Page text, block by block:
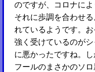
のですが、コロナによ
それに歩調を合わせ
れているようです。
強く受けているのが
に悪かったですね。
フールのまさかのソ